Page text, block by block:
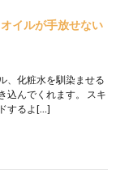
イルが手放せない
、化粧水を馴染ませる
込んでくれます。 スキ
するよ[…]